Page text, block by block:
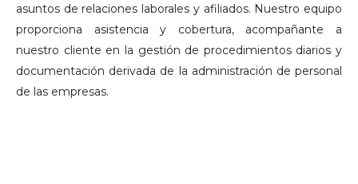
asuntos de relaciones laborales y afiliados. Nuestro equipo
proporciona asistencia y cobertura, acompañante a
nuestro cliente en la gestión de procedimientos diarios y
documentación derivada de la administración de personal
de las empresas.